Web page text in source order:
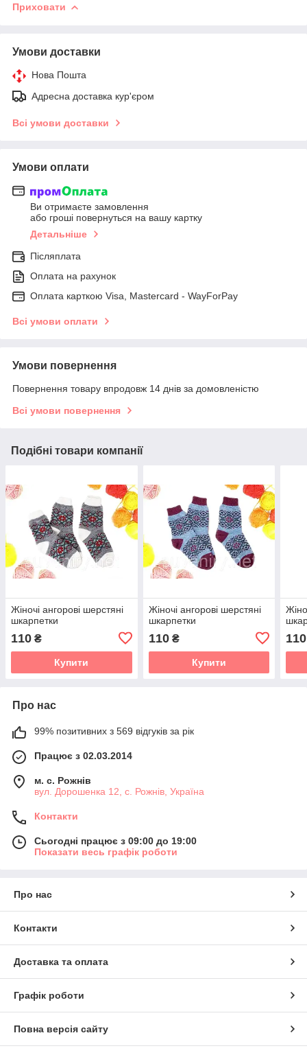
Приховати
Умови доставки
Нова Пошта
Адресна доставка кур'єром
Всі умови доставки
Умови оплати
Ви отримаєте замовлення
або гроші повернуться на вашу картку
Детальніше
Післяплата
Оплата на рахунок
Оплата карткою Visa, Mastercard - WayForPay
Всі умови оплати
Умови повернення
Повернення товару впродовж 14 днів за домовленістю
Всі умови повернення
Подібні товари компанії
Жіночі ангорові шерстяні
шкарпетки
110 ₴
Купити
Жіночі ангорові шерстяні
шкарпетки
110₴
Купити
110
Про нас
99% позитивних з 569 відгуків за рік
Працює з 02.03.2014
м. с. Рожнів
вул. Дорошенка 12, с. Рожнів, Україна
Контакти
Сьогодні працює з 09:00 до 19:00
Показати весь графік роботи
Про нас
Контакти
Доставка та оплата
Графік роботи
Повна версія сайту